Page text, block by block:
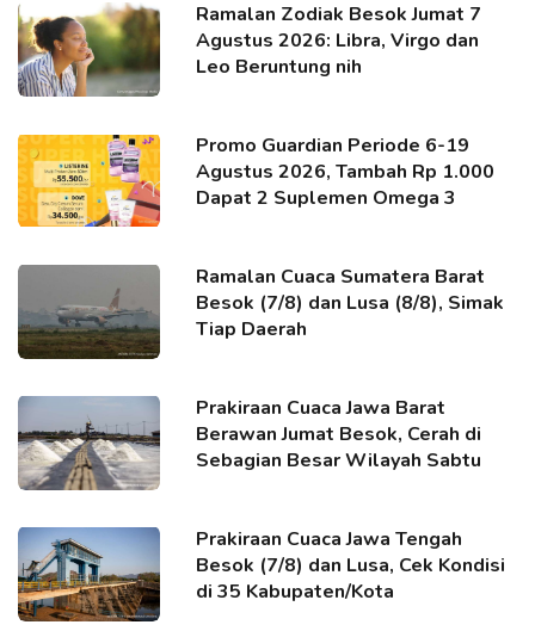
Ramalan Zodiak Besok Jumat 7
Agustus 2026: Libra, Virgo dan
Leo Beruntung nih
Promo Guardian Periode 6-19
Agustus 2026, Tambah Rp 1.000
Dapat 2 Suplemen Omega 3
Ramalan Cuaca Sumatera Barat
Besok (7/8) dan Lusa (8/8), Simak
Tiap Daerah
Prakiraan Cuaca Jawa Barat
Berawan Jumat Besok, Cerah di
Sebagian Besar Wilayah Sabtu
Prakiraan Cuaca Jawa Tengah
Besok (7/8) dan Lusa, Cek Kondisi
di 35 Kabupaten/Kota